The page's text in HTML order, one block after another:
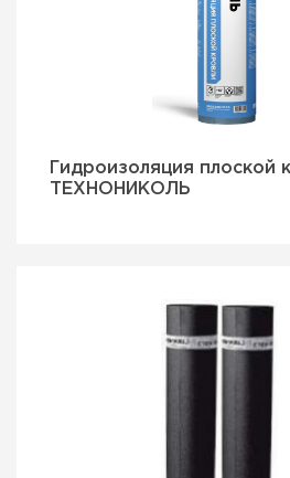
Гидроизоляция плоской
ТЕХНОНИКОЛЬ